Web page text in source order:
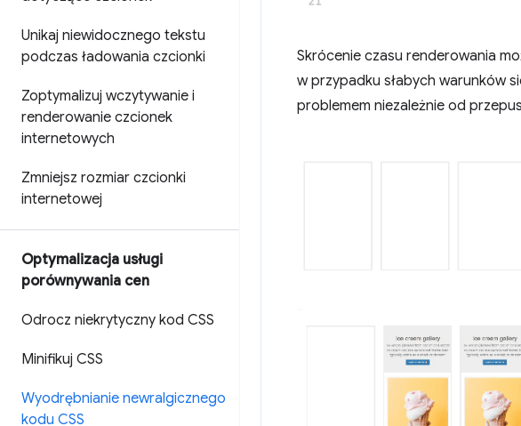
Unikaj niewidocznego tekstu
podczas ładowania czcionki
Zoptymalizuj wczytywanie i
renderowanie czcionek
internetowych
Zmniejsz rozmiar czcionki
internetowej
Optymalizacja usługi
porównywania cen
Odrocz niekrytyczny kod CSS
Minifikuj CSS
Wyodrębnianie newralgicznego
kodu CSS
Skrócenie czasu renderowania
w przypadku słabych warunków
problemem niezależnie od